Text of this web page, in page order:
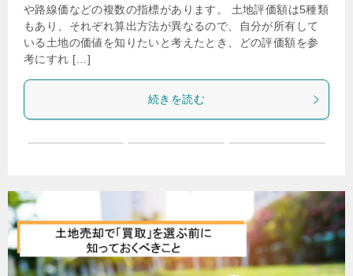
や路線価などの複数の指標があります。 土地評価額は5種類
もあり、それぞれ算出方法が異なるので、自分が所有して
いる土地の価値を知りたいと考えたとき、どの評価額を参
考にすれ […]
続きを読む